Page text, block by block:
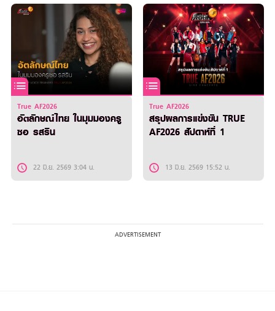
True AF2026
อัตลักษณ์ไทย ในมุมมองครู
ซอ รสริน
22 มิ.ย. 2569 3:04 น.
True AF2026
สรุปผลการแข่งขัน TRUE
AF2026 สัปดาห์ที่ 1
13 มิ.ย. 2569 15:52 น.